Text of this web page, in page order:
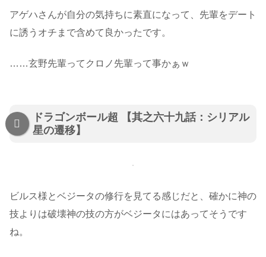
アゲハさんが自分の気持ちに素直になって、先輩をデート
に誘うオチまで含めて良かったです。
……玄野先輩ってクロノ先輩って事かぁｗ
ドラゴンボール超 【其之六十九話：シリアル
星の遷移】
ビルス様とベジータの修行を見てる感じだと、確かに神の
技よりは破壊神の技の方がベジータにはあってそうです
ね。